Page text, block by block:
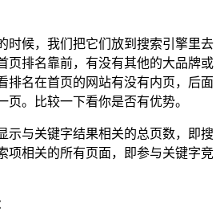
时候，我们把它们放到搜索引擎里去
页排名靠前，有没有其他的大品牌或
排名在首页的网站有没有内页，后面
页。比较一下看你是否有优势。
示与关键字结果相关的总页数，即搜
项相关的所有页面，即参与关键字竞